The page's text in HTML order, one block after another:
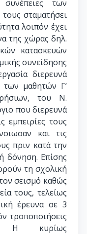
των
σταματήσει
λοιπόν έχει
της χώρας δηλ.
κατασκευών
συνείδησης
διερευνά
των μαθητών Γ’
του Ν.
που διερευνά
εμπειρίες τους
και τις
πριν κατά την
δόνηση. Επίσης
τη σχολική
σεισμό καθώς
τους, τελείως
έρευνα σε 3
τροποποιήσεις
Η κυρίως